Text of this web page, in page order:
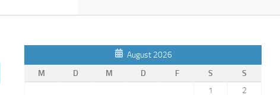
August 2026
M
D M D F S
S
1
2